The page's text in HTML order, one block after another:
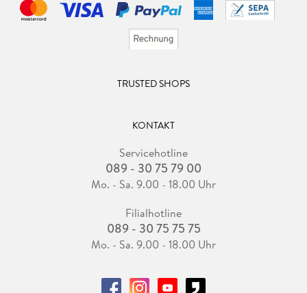
TRUSTED SHOPS
KONTAKT
Servicehotline
089 - 30 75 79 00
Mo. - Sa. 9.00 - 18.00 Uhr
Filialhotline
089 - 30 75 75 75
Mo. - Sa. 9.00 - 18.00 Uhr